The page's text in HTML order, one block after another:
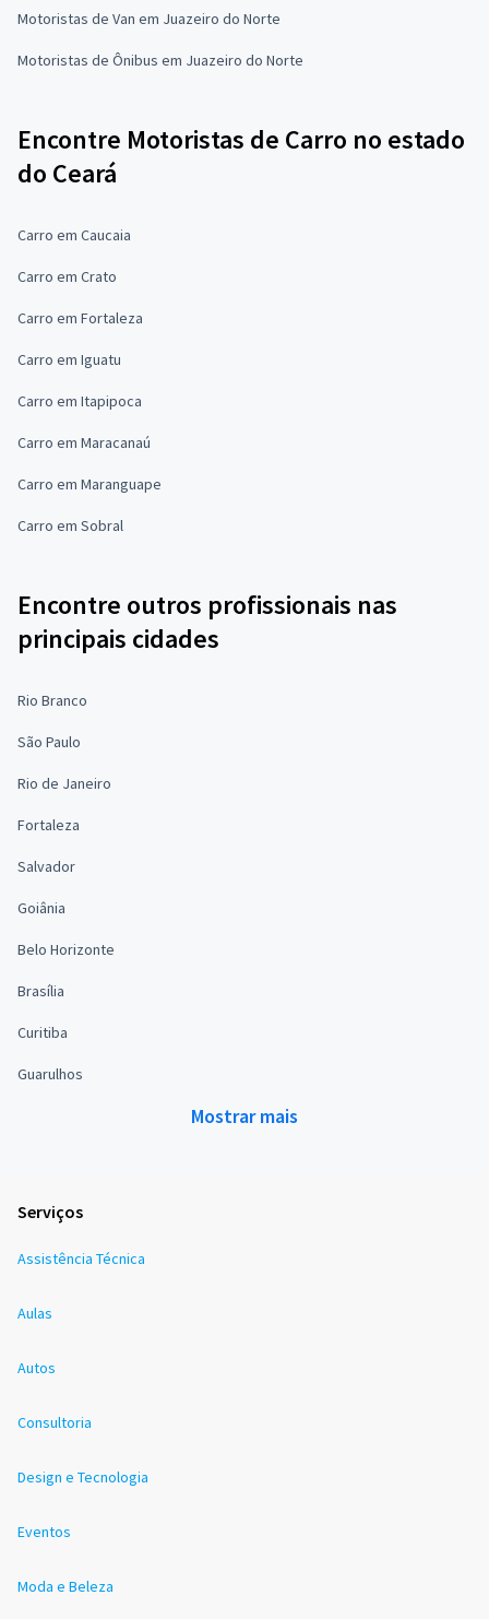
Motoristas de Van em Juazeiro do Norte
Motoristas de Ônibus em Juazeiro do Norte
Encontre Motoristas de Carro no estado
do Ceará
Carro em Caucaia
Carro em Crato
Carro em Fortaleza
Carro em Iguatu
Carro em Itapipoca
Carro em Maracanaú
Carro em Maranguape
Carro em Sobral
Encontre outros profissionais nas
principais cidades
Rio Branco
São Paulo
Rio de Janeiro
Fortaleza
Salvador
Goiânia
Belo Horizonte
Brasília
Curitiba
Guarulhos
Mostrar mais
Serviços
Assistência Técnica
Aulas
Autos
Consultoria
Design e Tecnologia
Eventos
Moda e Beleza